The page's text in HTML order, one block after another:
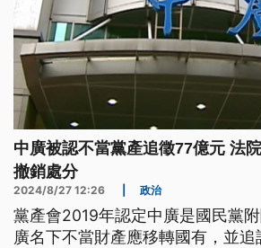
中廣被認不當黨產追徵77億元 法
撤銷處分
2024/8/27 12:26 政治
黨產會2019年認定中廣是國民黨
廣名下不當財產應移轉國有，並